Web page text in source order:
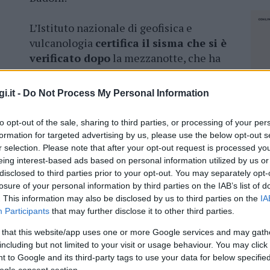
- Do Not Process My Personal Information
opt-out of the sale, sharing to third parties, or processing of your
for targeted advertising by us, please use the below opt-out
selection. Please note that after your opt-out request is processed
interest-based ads based on personal information utilized by us
to third parties prior to your opt-out. You may separately
of your personal information by third parties on the IAB’s list of
This information may also be disclosed by us to third parties on the
Participants that may further disclose it to other third parties.
that this website/app uses one or more Google services and may
but not limited to your visit or usage behaviour. You may
to Google and its third-party tags to use your data for below
L’Istituto nazionale di geofisica e
vulcanologia certifica il sisma che si è
verificato dopo la mezzanotte, che ha
svegliato molto paesi costieri, da Murta
è di 23,1 Km e la scossa, una sola, è
si sono sentiti a 30 chilometri di
nord Sardegna: una in mare a pochi